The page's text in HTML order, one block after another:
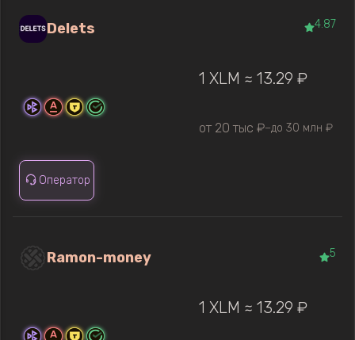
Delets 4.87
1 XLM ≈ 13.29 ₽
от 20 тыс ₽—до 30 млн ₽
Оператор
Ramon-money 5
1 XLM ≈ 13.29 ₽